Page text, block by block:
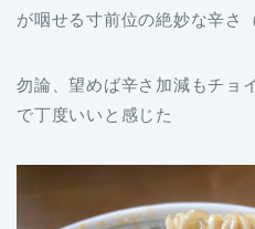
が咽せる寸前位の絶妙な辛さ
勿論、望めば辛さ加減もチョ
で丁度いいと感じた